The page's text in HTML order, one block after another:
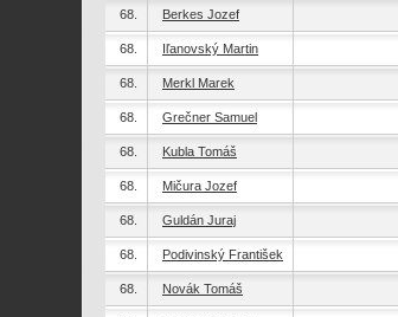
68. Berkes Jozef
68. Iľanovský Martin
68. Merkl Marek
68. Grečner Samuel
68. Kubla Tomáš
68. Mičura Jozef
68. Guldán Juraj
68. Podivinský František
68. Novák Tomáš